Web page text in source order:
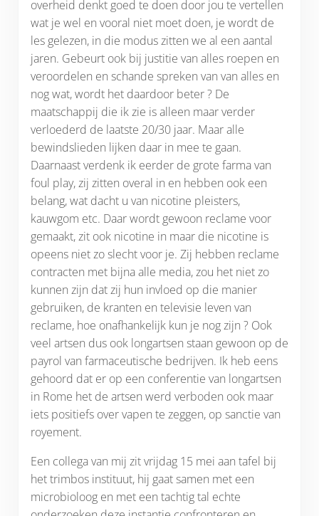
overheid denkt goed te doen door jou te vertellen
wat je wel en vooral niet moet doen, je wordt de
les gelezen, in die modus zitten we al een aantal
jaren. Gebeurt ook bij justitie van alles roepen en
veroordelen en schande spreken van van alles en
nog wat, wordt het daardoor beter ? De
maatschappij die ik zie is alleen maar verder
verloederd de laatste 20/30 jaar. Maar alle
bewindslieden lijken daar in mee te gaan.
Daarnaast verdenk ik eerder de grote farma van
foul play, zij zitten overal in en hebben ook een
belang, wat dacht u van nicotine pleisters,
kauwgom etc. Daar wordt gewoon reclame voor
gemaakt, zit ook nicotine in maar die nicotine is
opeens niet zo slecht voor je. Zij hebben reclame
contracten met bijna alle media, zou het niet zo
kunnen zijn dat zij hun invloed op die manier
gebruiken, de kranten en televisie leven van
reclame, hoe onafhankelijk kun je nog zijn ? Ook
veel artsen dus ook longartsen staan gewoon op de
payrol van farmaceutische bedrijven. Ik heb eens
gehoord dat er op een conferentie van longartsen
in Rome het de artsen werd verboden ook maar
iets positiefs over vapen te zeggen, op sanctie van
royement.
Een collega van mij zit vrijdag 15 mei aan tafel bij
het trimbos instituut, hij gaat samen met een
microbioloog en met een tachtig tal echte